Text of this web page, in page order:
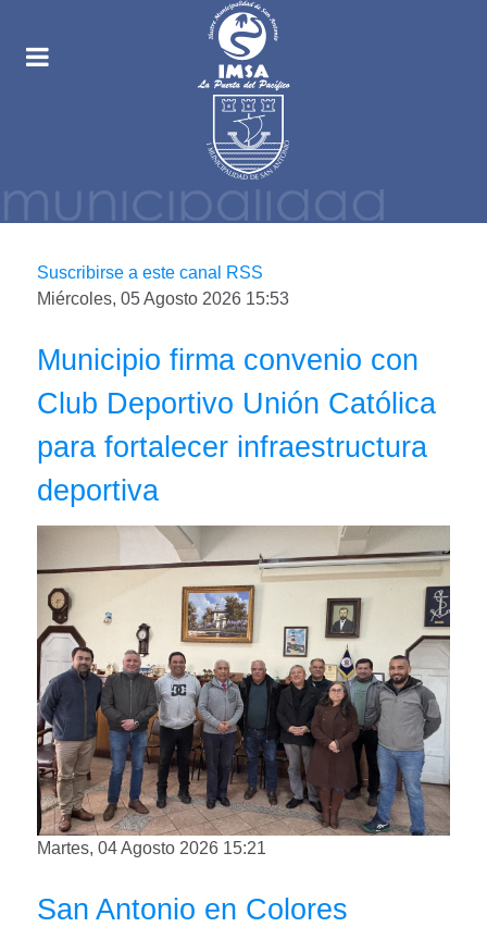
Suscribirse a este canal RSS
Miércoles, 05 Agosto 2026 15:53
Municipio firma convenio con
Club Deportivo Unión Católica
para fortalecer infraestructura
deportiva
Martes, 04 Agosto 2026 15:21
San Antonio en Colores